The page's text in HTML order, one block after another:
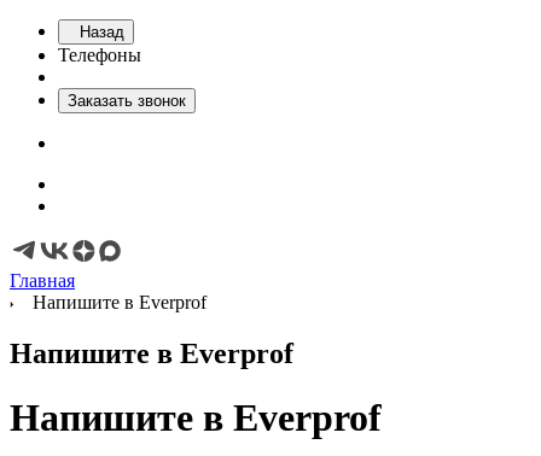
Назад
Телефоны
Заказать звонок
Главная
Напишите в Everprof
Напишите в Everprof
Напишите в Everprof